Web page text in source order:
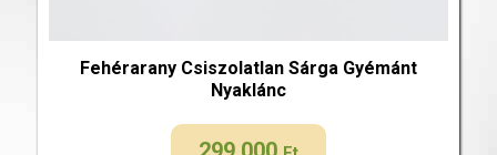
Fehérarany Csiszolatlan Sárga Gyémánt
Nyaklánc